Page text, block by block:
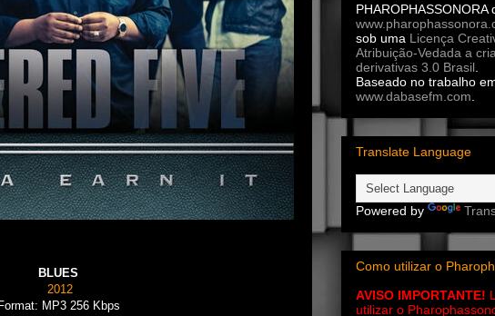
BLUES
2012
MP3 256 Kbps
PHAROPHASSONORA
sob uma Licença
Atribuição-Vedada a
derivativas 3.0 Brasil
Baseado no trabalho
www.dabasefm.com
Translate Language
Powered by
Como utilizar o
AVISO IMPORTANTE!
utilizar o